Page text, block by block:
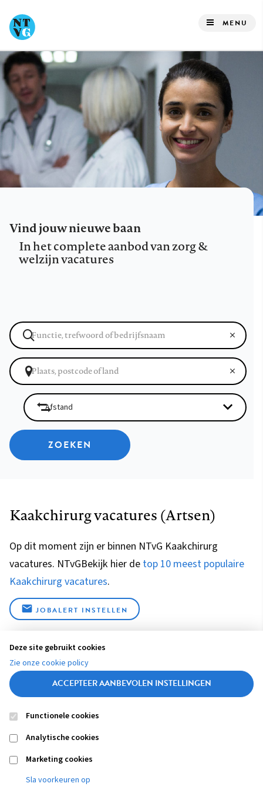
naar
de
inhoud
gaan
MENU
Vind jouw nieuwe baan
In het complete aanbod van zorg &
welzijn vacatures
ZOEKEN
Kaakchirurg vacatures (Artsen)
Op dit moment zijn er binnen NTvG Kaakchirurg
vacatures. NTvGBekijk hier de top 10 meest populaire
Kaakchirurg vacatures.
JOBALERT INSTELLEN
We hebbengeenvacatures voor je gevonden
Footer
navigation
Deze site gebruikt cookies
Zie onze cookie policy
ACCEPTEER AANBEVOLEN INSTELLINGEN
Functionele cookies
Analytische cookies
Marketing cookies
Sla voorkeuren op